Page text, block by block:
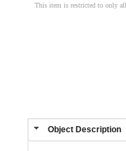
This item is restricted to only
Object Description